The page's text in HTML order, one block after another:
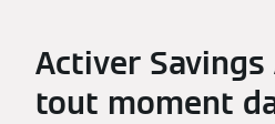
Activer
tout moment